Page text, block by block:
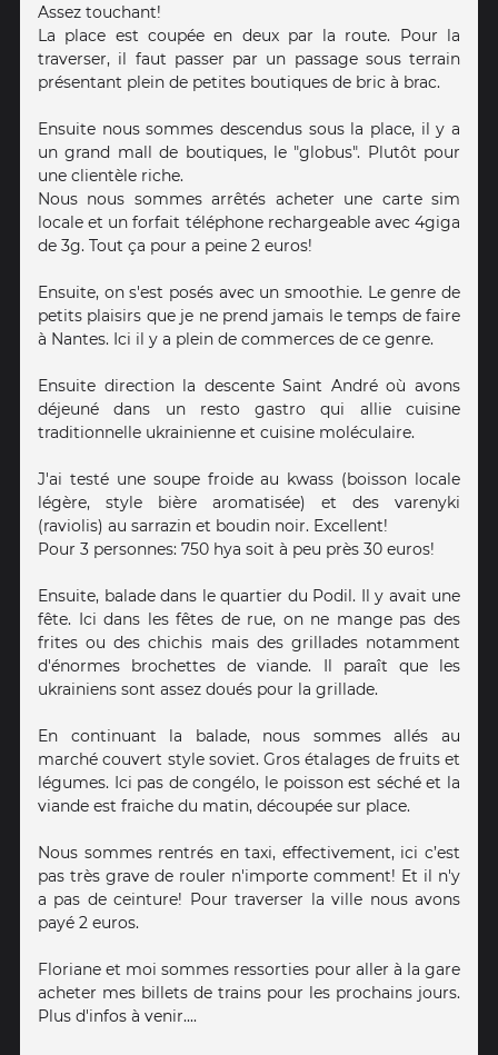
Assez touchant!
La place est coupée en deux par la route. Pour la
traverser, il faut passer par un passage sous terrain
présentant plein de petites boutiques de bric à brac.
Ensuite nous sommes descendus sous la place, il y a
un grand mall de boutiques, le "globus". Plutôt pour
une clientèle riche.
Nous nous sommes arrêtés acheter une carte sim
locale et un forfait téléphone rechargeable avec 4giga
de 3g. Tout ça pour a peine 2 euros!
Ensuite, on s'est posés avec un smoothie. Le genre de
petits plaisirs que je ne prend jamais le temps de faire
à Nantes. Ici il y a plein de commerces de ce genre.
Ensuite direction la descente Saint André où avons
déjeuné dans un resto gastro qui allie cuisine
traditionnelle ukrainienne et cuisine moléculaire.
J'ai testé une soupe froide au kwass (boisson locale
légère, style bière aromatisée) et des varenyki
(raviolis) au sarrazin et boudin noir. Excellent!
Pour 3 personnes: 750 hya soit à peu près 30 euros!
Ensuite, balade dans le quartier du Podil. Il y avait une
fête. Ici dans les fêtes de rue, on ne mange pas des
frites ou des chichis mais des grillades notamment
d'énormes brochettes de viande. Il paraît que les
ukrainiens sont assez doués pour la grillade.
En continuant la balade, nous sommes allés au
marché couvert style soviet. Gros étalages de fruits et
légumes. Ici pas de congélo, le poisson est séché et la
viande est fraiche du matin, découpée sur place.
Nous sommes rentrés en taxi, effectivement, ici c’est
pas très grave de rouler n'importe comment! Et il n'y
a pas de ceinture! Pour traverser la ville nous avons
payé 2 euros.
Floriane et moi sommes ressorties pour aller à la gare
acheter mes billets de trains pour les prochains jours.
Plus d'infos à venir....